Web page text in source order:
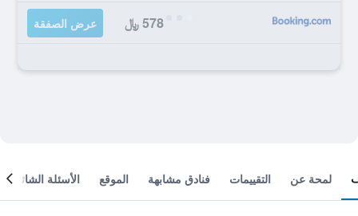
578 ﷼ عرض الصفقة
لمحة عن التقييمات فنادق مشابهة الموقع الأسئلة الشائعة